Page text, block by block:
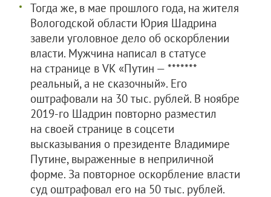
Тогда же, в мае прошлого года, на жителя
Вологодской области Юрия Шадрина
завели уголовное дело об оскорблении
власти. Мужчина написал в статусе
на странице в VK «Путин — *******
реальный, а не сказочный». Его
оштрафовали на 30 тыс. рублей. В ноябре
2019-го Шадрин повторно разместил
на своей странице в соцсети
высказывания о президенте Владимире
Путине, выраженные в неприличной
форме. За повторное оскорбление власти
суд оштрафовал его на 50 тыс. рублей.